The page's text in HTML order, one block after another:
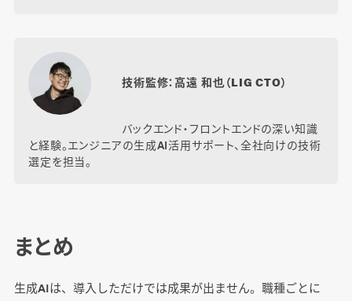
技術監修：高遠 和也（LIG CTO）
バックエンド・フロントエンドの深い知識
と経験。エンジニアの生成AI活用サポート、全社向けの技術
選定を担当。
まとめ
生成AIは、導入しただけでは成果が出ません。職種ごとに